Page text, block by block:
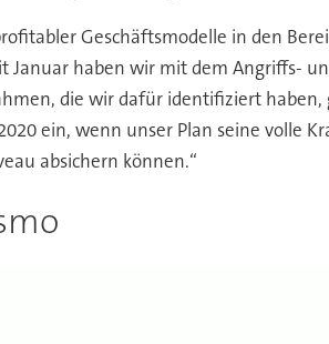
Geschäftsmodelle in den
Januar haben wir mit dem Angriffs-
die wir dafür identifiziert
ein, wenn unser Plan seine volle
absichern können.“